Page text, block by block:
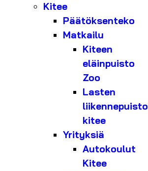
Kitee
Päätöksenteko
Matkailu
Kiteen
eläinpuisto
Zoo
Lasten
liikennepuisto
kitee
Yrityksiä
Autokoulut
Kitee